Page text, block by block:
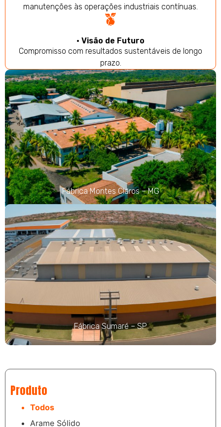
manutenções às operações industriais contínuas.
• Visão de Futuro
Compromisso com resultados sustentáveis de longo
prazo.
Fábrica Montes Claros – MG
Fábrica Sumaré – SP
Produto
Todos
Arame Sólido